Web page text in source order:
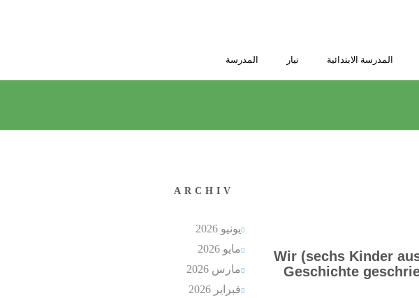
المدرسة تيار المدرسة الابتدائية
Wir (sechs Kinder
Geschichte
ARCHIV
يونيو 2026
مايو 2026
مارس 2026
فبراير 2026